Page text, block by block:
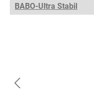
BABO-Ultra Stabil